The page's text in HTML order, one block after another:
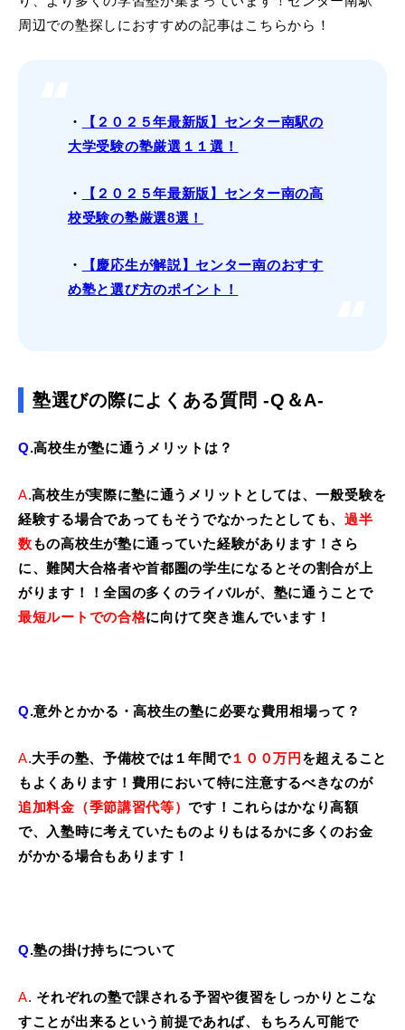
周辺での塾探しにおすすめの記事はこちらから！
・
【２０２５年最新版】センター南駅の
大学受験の塾厳選１１選！
・
【２０２５年最新版】センター南の高
校受験の塾厳選8選！
・
【慶応生が解説】センター南のおすす
め塾と選び方のポイント！
塾選びの際によくある質問 -Q＆A-
Q.高校生が塾に通うメリットは？
A.高校生が実際に塾に通うメリットとしては、一般受験を
経験する場合であってもそうでなかったとしても、過半
数もの高校生が塾に通っていた経験があります！さら
に、難関大合格者や首都圏の学生になるとその割合が上
がります！！全国の多くのライバルが、塾に通うことで
最短ルートでの合格に向けて突き進んでいます！
Q.意外とかかる・高校生の塾に必要な費用相場って？
A.大手の塾、予備校では１年間で１００万円 を超えること
もよくあります！費用において特に注意するべきなのが
追加料金（季節講習代等）です！これらはかなり高額
で、入塾時に考えていたものよりもはるかに多くのお金
がかかる場合もあります！
Q.塾の掛け持ちについて
A. それぞれの塾で課される予習や復習をしっかりとこな
すことが出来るという前提であれば、もちろん可能で